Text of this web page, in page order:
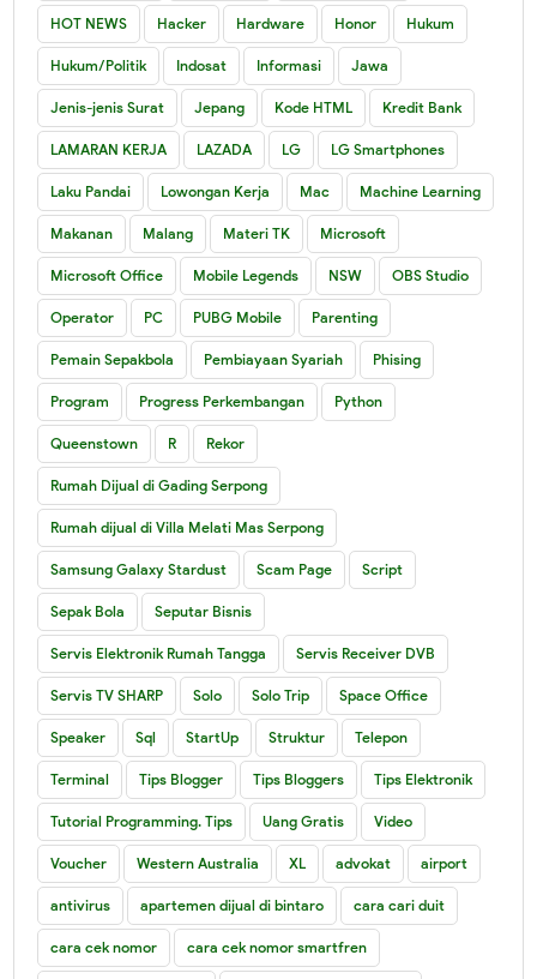
HOT NEWS Hacker Hardware Honor Hukum
Hukum/Politik Indosat Informasi Jawa
Jenis-jenis Surat Jepang Kode HTML Kredit Bank
LAMARAN KERJA LAZADA LG LG Smartphones
Laku Pandai Lowongan Kerja Mac Machine Learning
Makanan Malang Materi TK Microsoft
Microsoft Office Mobile Legends NSW OBS Studio
Operator PC PUBG Mobile Parenting
Pemain Sepakbola Pembiayaan Syariah Phising
Program Progress Perkembangan Python
Queenstown R Rekor
Rumah Dijual di Gading Serpong
Rumah dijual di Villa Melati Mas Serpong
Samsung Galaxy Stardust Scam Page Script
Sepak Bola Seputar Bisnis
Servis Elektronik Rumah Tangga Servis Receiver DVB
Servis TV SHARP Solo Solo Trip Space Office
Speaker Sql StartUp Struktur Telepon
Terminal Tips Blogger Tips Bloggers Tips Elektronik
Tutorial Programming. Tips Uang Gratis Video
Voucher Western Australia XL advokat airport
antivirus apartemen dijual di bintaro cara cari duit
cara cek nomor cara cek nomor smartfren